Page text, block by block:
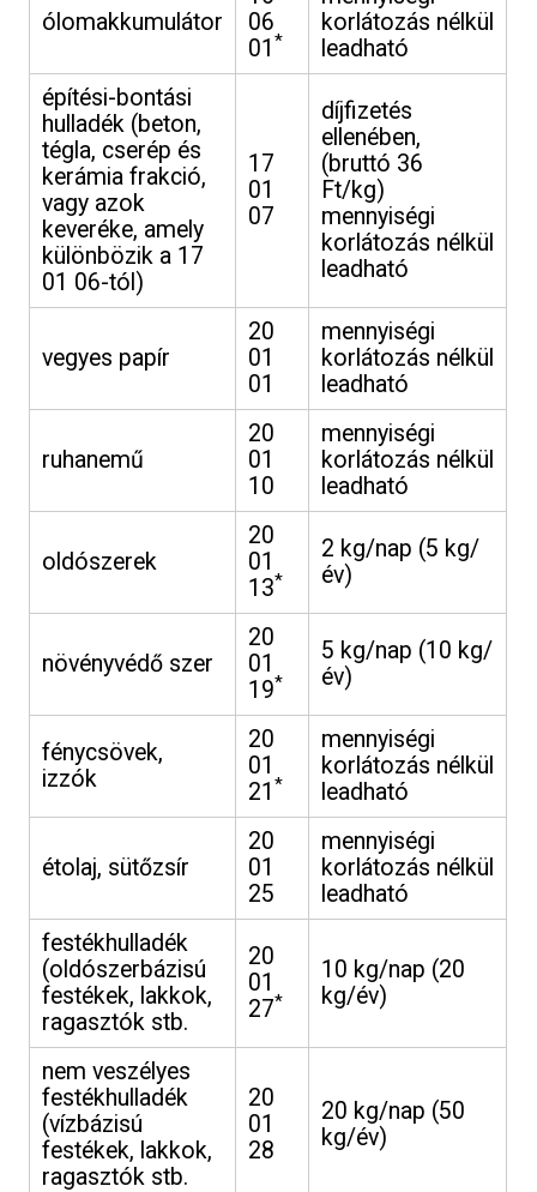
ólomakkumulátor
06
01 *
korlátozás nélkül
leadható
építési-bontási
hulladék (beton,
tégla, cserép és
kerámia frakció,
vagy azok
keveréke, amely
különbözik a 17
01 06-tól)
17
01
07
díjfizetés
ellenében,
(bruttó 36
Ft/kg)
mennyiségi
korlátozás nélkül
leadható
vegyes papír
20
01
01
mennyiségi
korlátozás nélkül
leadható
ruhanemű
20
01
10
mennyiségi
korlátozás nélkül
leadható
oldószerek
20
01
13*
2 kg/nap (5 kg/
év)
növényvédő szer
20
01
19*
5 kg/nap (10 kg/
év)
fénycsövek,
izzók
20
01
21 *
mennyiségi
korlátozás nélkül
leadható
étolaj, sütőzsír
20
01
25
mennyiségi
korlátozás nélkül
leadható
festékhulladék
(oldószerbázisú
festékek, lakkok,
ragasztók stb.
20
01
27*
10 kg/nap (20
kg/év)
nem veszélyes
festékhulladék
(vízbázisú
festékek, lakkok,
ragasztók stb.
20
01
28
20 kg/nap (50
kg/év)